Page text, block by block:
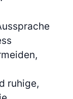
ruhige,